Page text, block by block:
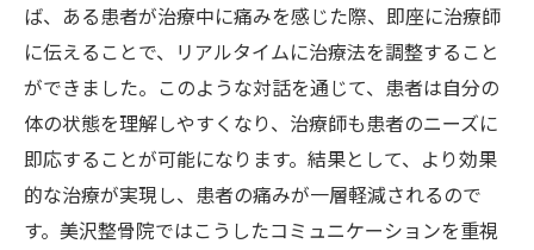
ば、ある患者が治療中に痛みを感じた際、即座に治療師
に伝えることで、リアルタイムに治療法を調整すること
ができました。このような対話を通じて、患者は自分の
体の状態を理解しやすくなり、治療師も患者のニーズに
即応することが可能になります。結果として、より効果
的な治療が実現し、患者の痛みが一層軽減されるので
す。美沢整骨院ではこうしたコミュニケーションを重視